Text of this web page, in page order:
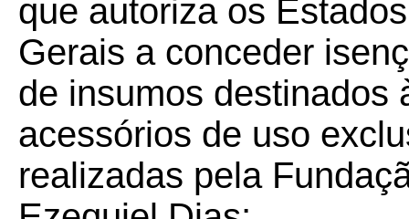
que autoriza os
Gerais a conceder
de insumos destinados
acessórios de uso
realizadas pela